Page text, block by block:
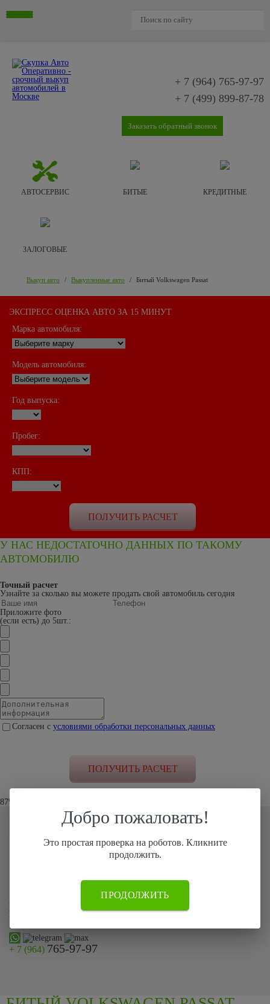
+ 7 (964) 765-97-97
+ 7 (499) 899-87-78
Заказать обратный звонок
АВТОСЕРВИС БИТЫЕ КРЕДИТНЫЕ
ЗАЛОГОВЫЕ
Выкуп авто / Выкупленные авто / Битый Volkswagen Passat
ЭКСПРЕСС ОЦЕНКА АВТО ЗА 15 МИНУТ
Марка автомобиля:
Модель автомобиля:
Год выпуска:
Пробег:
КПП:
У НАС НЕДОСТАТОЧНО ДАННЫХ ПО ТАКОМУ
АВТОМОБИЛЮ
Точный расчет
Узнайте за сколько вы можете продать свой автомобиль сегодня
Приложите фото
(если есть) до 5шт.:
Согласен с условиями обработки персональных данных
87% клиентов устроило наше предложение
Если по каким-то причинам Вы не смогли оставить заявку на сайте
позвоните нам по телефону:
899-87-78
или просто отправьте фото автомобиля на
Max
+ 7 (964) 765-97-97
Добро пожаловать!
Это простая проверка на роботов. Кликните
продолжить.
ПРОДОЛЖИТЬ